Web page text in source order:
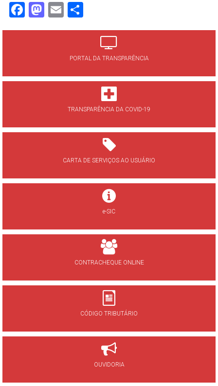
Facebook
Mastodon
Email
PORTAL DA TRANSPARÊNCIA
TRANSPARÊNCIA DA COVID-19
CARTA DE SERVIÇOS AO USUÁRIO
e-SIC
CONTRACHEQUE ONLINE
CÓDIGO TRIBUTÁRIO
OUVIDORIA